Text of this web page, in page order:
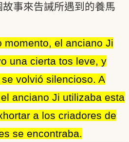
事來告誡所遇到的養馬
momento, el anciano Ji
una cierta tos leve, y
volvió silencioso. A
anciano Ji utilizaba esta
a los criadores de
se encontraba.